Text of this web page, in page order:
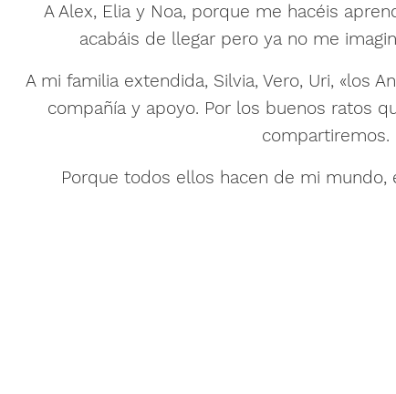
A Alex, Elia y Noa, porque me hacéis
acabáis de llegar pero ya no me
A mi familia extendida, Silvia, Vero, Uri, «los
compañía y apoyo. Por los buenos ratos
compartiremos.
Porque todos ellos hacen de mi mundo,